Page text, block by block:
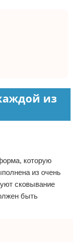
из
которую
из очень
сковывание
быть